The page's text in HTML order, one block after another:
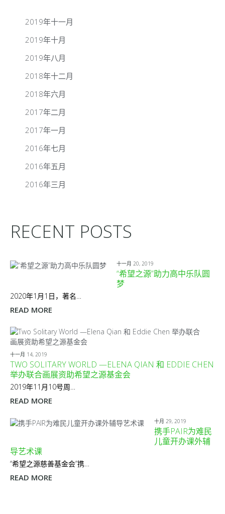
2019年十一月
2019年十月
2019年八月
2018年十二月
2018年六月
2017年二月
2017年一月
2016年七月
2016年五月
2016年三月
RECENT POSTS
十一月 20, 2019
“希望之源”助力高中乐队圆
梦
2020年1月1日，著名…
READ MORE
十一月 14, 2019
TWO SOLITARY WORLD —ELENA QIAN 和 EDDIE CHEN
举办联合画展资助希望之源基金会
2019年11月10号周…
READ MORE
十月 29, 2019
携手PAIR为难民
儿童开办课外辅
导艺术课
“希望之源慈善基金会”携…
READ MORE